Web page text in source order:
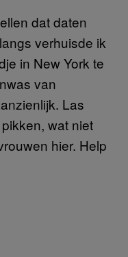
dat daten
verhuisde ik
in New York te
van
Las
wat niet
hier. Help